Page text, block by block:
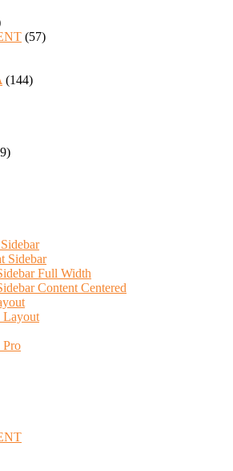
(57)
(144)
Sidebar
Full Width
Content Centered
Layout
Pro